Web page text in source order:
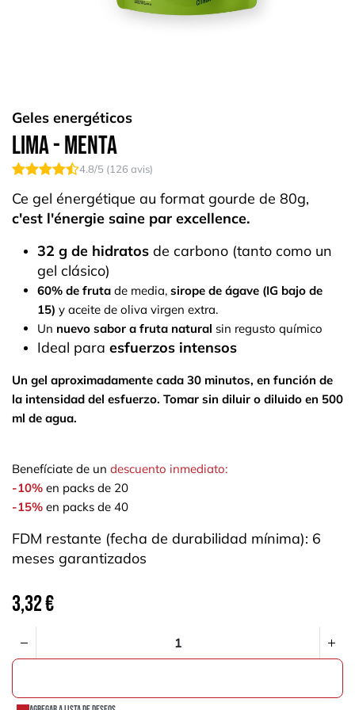
Geles energéticos
Lima - Menta
4.8/5 (126 avis)
Ce gel énergétique au format gourde de 80g,
c'est l'énergie saine par excellence.
32 g de hidratos de carbono (tanto como un
gel clásico)
60% de fruta de media, sirope de ágave (IG bajo de
15) y aceite de oliva virgen extra.
Un nuevo sabor a fruta natural sin regusto químico
Ideal para esfuerzos intensos
Un gel aproximadamente cada 30 minutos, en función de
la intensidad del esfuerzo. Tomar sin diluir o diluido en 500
ml de agua.
Benefíciate de un descuento inmediato:
-10% en packs de 20
-15% en packs de 40
FDM restante (fecha de durabilidad mínima): 6
meses garantizados
3,32€